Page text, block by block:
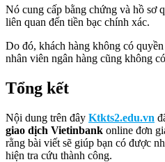
Nó cung cấp bằng chứng và hồ sơ
liên quan đến tiền bạc chính xác.
Do đó, khách hàng không có
nhân viên ngân hàng cũng không
Tổng kết
Nội dung trên đây Ktkts2.edu.vn
giao dịch Vietinbank online đơn
rằng bài viết sẽ giúp bạn có được
hiện tra cứu thành công.